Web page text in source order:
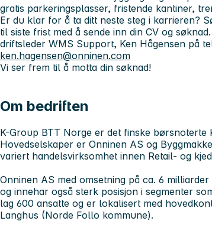
gratis parkeringsplasser, fristende kantiner,
Er du klar for å ta ditt neste steg i karrieren?
til siste frist med å sende inn din CV og
driftsleder WMS Support, Ken Hågensen på
ken.hagensen@onninen.com
Vi ser frem til å motta din søknad!
Om bedriften
K-Group BTT Norge er det finske børsnoterte
Hovedselskaper er Onninen AS og
variert handelsvirksomhet innen Retail- og
Onninen AS med omsetning på ca. 6
og innehar også sterk posisjon i segmenter
lag 600 ansatte og er lokalisert med
Langhus (Norde Follo kommune).